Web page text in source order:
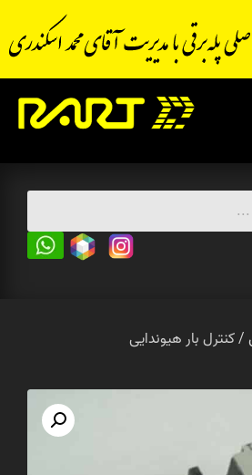
/ کنترل بار هیوندایی